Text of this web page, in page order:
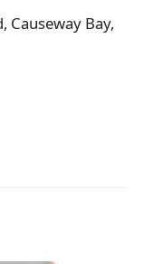
Causeway Bay,